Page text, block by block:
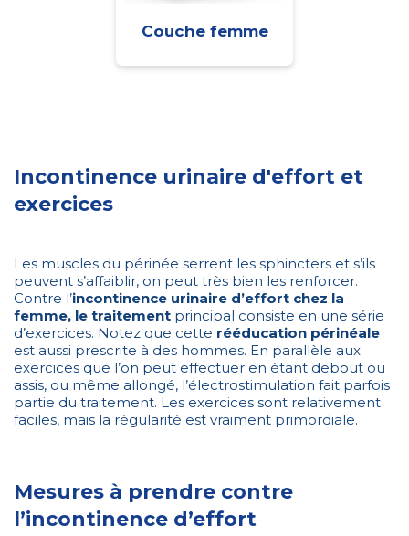
Couche femme
Incontinence urinaire d'effort et
exercices
Les muscles du périnée serrent les sphincters et s’ils
peuvent s’affaiblir, on peut très bien les renforcer.
Contre l’incontinence urinaire d’effort chez la
femme, le traitement principal consiste en une série
d’exercices. Notez que cette rééducation périnéale
est aussi prescrite à des hommes. En parallèle aux
exercices que l’on peut effectuer en étant debout ou
assis, ou même allongé, l’électrostimulation fait parfois
partie du traitement. Les exercices sont relativement
faciles, mais la régularité est vraiment primordiale.
Mesures à prendre contre
l’incontinence d’effort